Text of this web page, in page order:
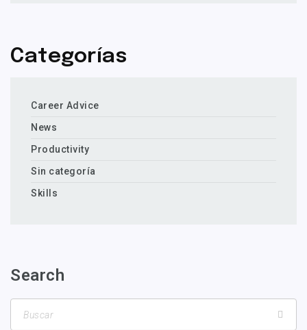
Categorías
Career Advice
News
Productivity
Sin categoría
Skills
Search